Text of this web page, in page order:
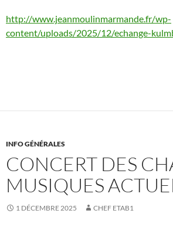
http://www.jeanmoulinmarmande.fr/wp-
content/uploads/2025/12/echange-
INFO GÉNÉRALES
CONCERT DES
MUSIQUES
1 DÉCEMBRE 2025 CHEF ETAB1